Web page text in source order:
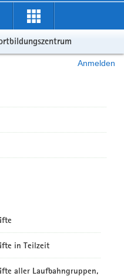
Anmelden
in Teilzeit
aller Laufbahngruppen,